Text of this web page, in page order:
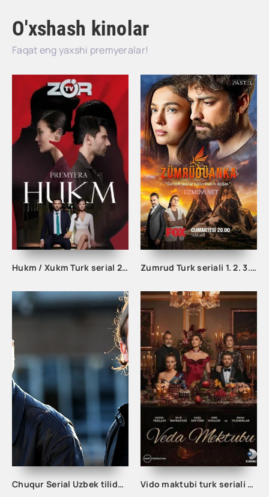
O'xshash kinolar
Faqat eng yaxshi premyeralar!
Hukm / Xukm Turk serial 203. 204. 205. 206. 207. 208. 209. 210. 211. 212. 213. 214. 215 Qism Uzbek tilida Hukim Xukim Barcha qismlari Zumrud Turk seriali 1. 2. 3. 80. 81. 82. 83. 84. 85. 86. 87. 88. 89. 90 Qism Uzbek tilida Barcha qismlar
Chuqur Serial Uzbek tilida 1. 2. 3. 10. 20. 30. 40. 50. 60. 70. 80. 90. 100. 150. 200 Qism O'zbek tilida Chuqir Seryali Barcha qismlar Vido maktubi turk seriali barcha qismlar uzbek tilida